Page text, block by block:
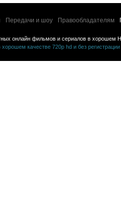
Передачи и шоу Правообладателям
онлайн фильмов и сериалов в хорошем
качестве 720p hd и без